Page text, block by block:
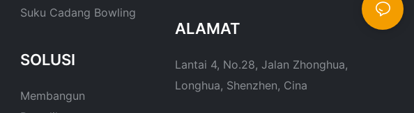
Suku Cadang Bowling
SOLUSI
Membangun
ALAMAT
Lantai 4, No.28, Jalan Zhonghua,
Longhua, Shenzhen, Cina